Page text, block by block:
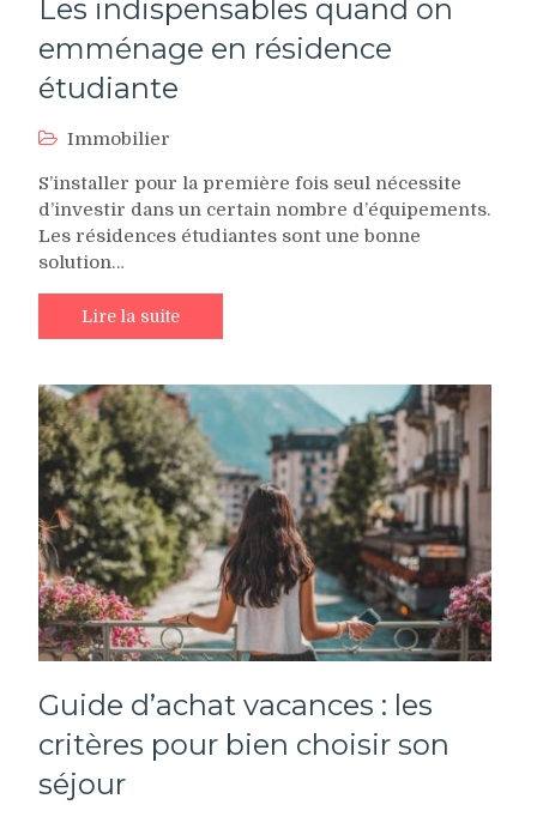
Les indispensables quand on
emménage en résidence
étudiante
Immobilier
S’installer pour la première fois seul nécessite
d’investir dans un certain nombre d’équipements.
Les résidences étudiantes sont une bonne
solution…
Lire la suite
Guide d’achat vacances : les
critères pour bien choisir son
séjour